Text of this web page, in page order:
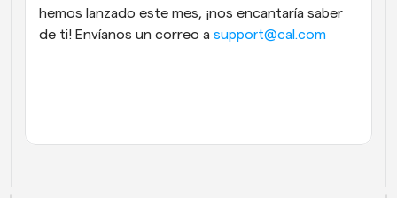
hemos lanzado este mes, ¡nos encantaría saber
de ti! Envíanos un correo a support@cal.com